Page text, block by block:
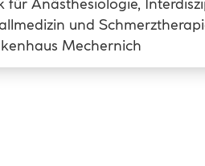
und
Mechernich